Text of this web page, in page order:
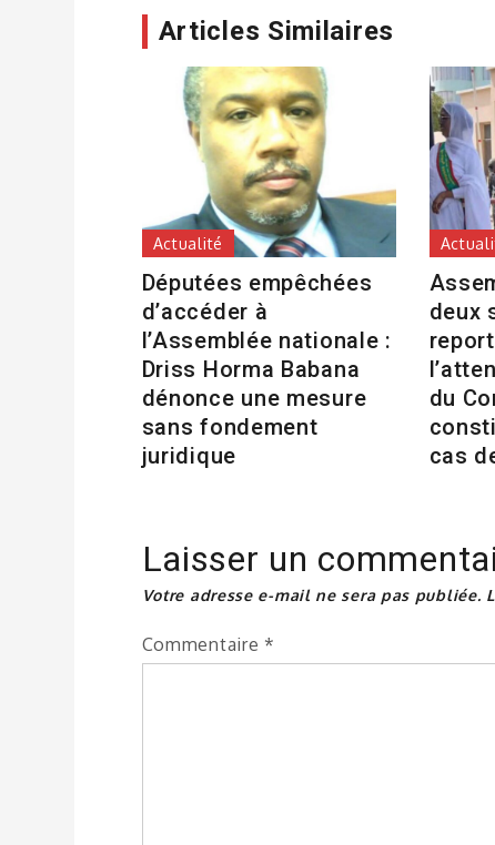
Articles Similaires
Actualité
Députées empêchées
d’accéder à
l’Assemblée nationale :
Driss Horma Babana
dénonce une mesure
sans fondement
juridique
deux
du
cas
Laisser un
Votre adresse e-mail ne sera pas publiée.
Commentaire *